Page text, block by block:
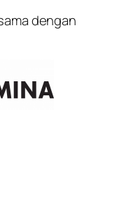
dengan